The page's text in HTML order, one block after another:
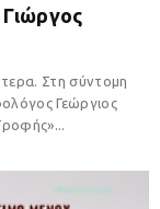
Στη σύντομη
Γεώργιος